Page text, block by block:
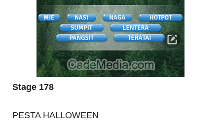
Stage 178
PESTA HALLOWEEN